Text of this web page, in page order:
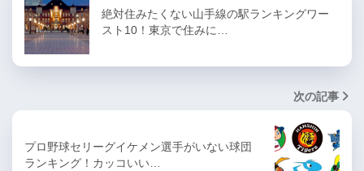
絶対住みたくない山手線の駅ランキングワー
スト10！東京で住みに…
次の記事
プロ野球セリーグイケメン選手がいない球団
ランキング！カッコいい…